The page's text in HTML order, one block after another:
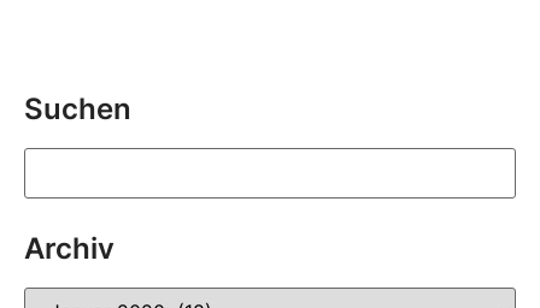
Suchen
Archiv